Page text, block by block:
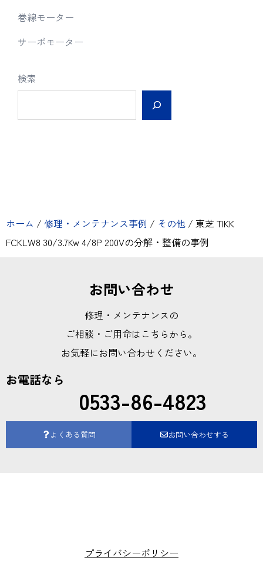
巻線モーター
サーボモーター
検索
ホーム / 修理・メンテナンス事例 / その他 / 東芝 TIKK
FCKLW8 30/3.7Kw 4/8P 200Vの分解・整備の事例
お問い合わせ
修理・メンテナンスの
ご相談・ご用命はこちらから。
お気軽にお問い合わせください。
お電話なら
0533-86-4823
よくある質問 お問い合わせする
プライバシーポリシー